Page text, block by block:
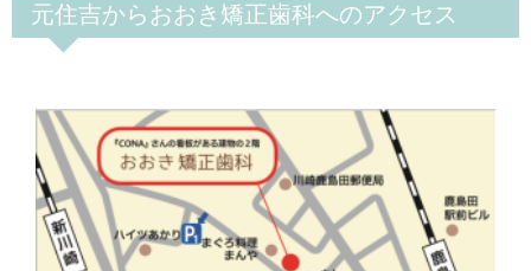
元住吉からおおき矯正歯科へのアクセス